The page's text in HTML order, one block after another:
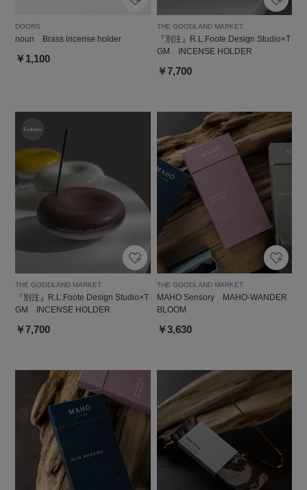
DOORS
noun Brass incense holder
￥1,100
THE GOODLAND MARKET
『別注』R.L.Foote Design Studio×T
GM INCENSE HOLDER
￥7,700
THE GOODLAND MARKET
『別注』R.L.Foote Design Studio×T
GM INCENSE HOLDER
￥7,700
THE GOODLAND MARKET
MAHO Sensory MAHO-WANDER
BLOOM
￥3,630